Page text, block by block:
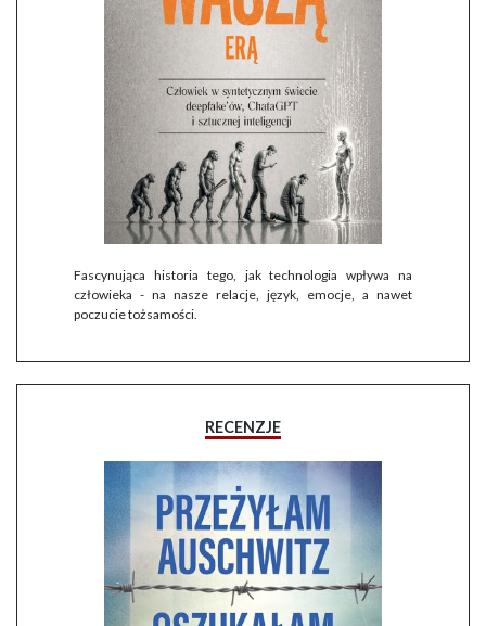
Fascynująca historia tego, jak technologia wpływa na
człowieka - na nasze relacje, język, emocje, a nawet
poczucie tożsamości.
RECENZJE